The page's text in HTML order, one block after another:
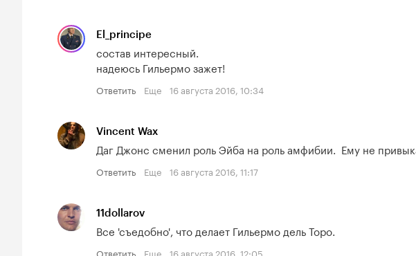
El_principe
состав интересный.
надеюсь Гильермо зажет!
Ответить Еще 16 августа 2016, 10:34
Vincent Wax
Даг Джонс сменил роль Эйба на роль амфибии.  Ему не
Ответить Еще 16 августа 2016, 11:17
11dollarov
Все 'съедобно', что делает Гильермо дель Торо.
Ответить Еще 16 августа 2016, 12:05